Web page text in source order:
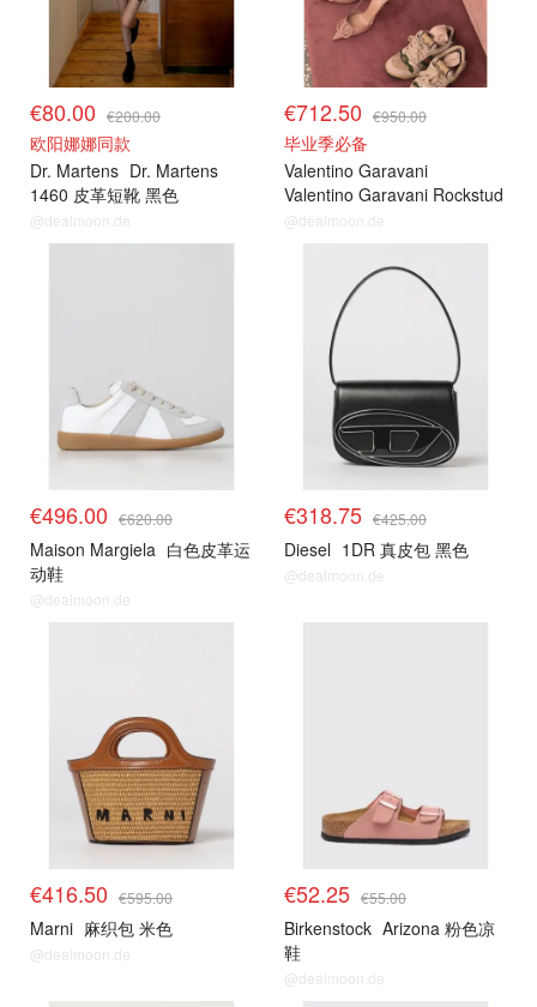
€80.00 €200.00
欧阳娜娜同款
Dr. Martens Dr. Martens
1460 皮革短靴 黑色
@dealmoon.de
€712.50 €950.00
毕业季必备
Valentino Garavani
Valentino Garavani Rockstud
高跟鞋 粉色
@dealmoon.de
€496.00 €620.00
Maison Margiela 白色皮革运
动鞋
@dealmoon.de
€318.75 €425.00
Diesel 1DR 真皮包 黑色
@dealmoon.de
€416.50 €595.00
Marni 麻织包 米色
@dealmoon.de
€52.25 €55.00
Birkenstock Arizona 粉色凉
鞋
@dealmoon.de